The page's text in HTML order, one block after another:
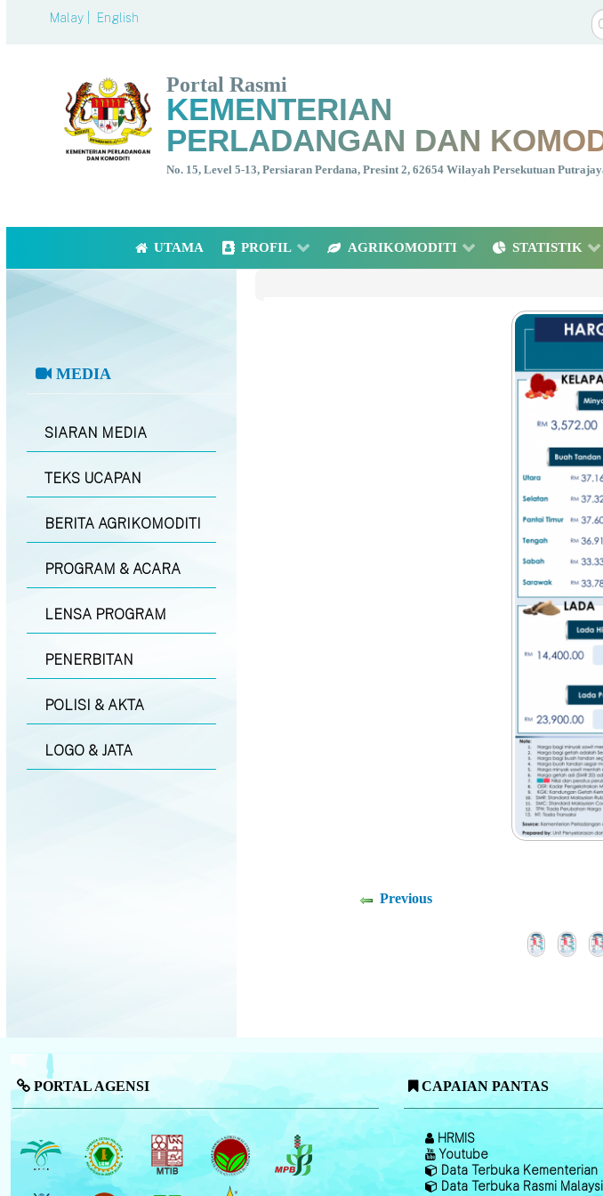
Malay | English
Portal Rasmi
KEMENTERIAN
PERLADANGAN DAN
No. 15, Level 5-13, Persiaran Perdana, Presint 2, 62654 Wilayah Persekutuan
UTAMA PROFIL AGRIKOMODITI STATISTIK
MEDIA
SIARAN MEDIA
TEKS UCAPAN
BERITA AGRIKOMODITI
PROGRAM & ACARA
LENSA PROGRAM
PENERBITAN
POLISI & AKTA
LOGO & JATA
Previous
PORTAL AGENSI CAPAIAN PANTAS
HRMIS
Youtube
Data Terbuka Kementerian
Data Terbuka Rasmi